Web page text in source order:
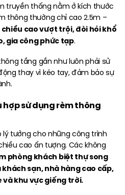
truyền thống nằm ở kích thước
thông thường chỉ cao 2.5m –
cao vượt trội, đòi hỏi khổ
gia công phức tạp.
tầng gần như luôn phải sử
thay vì kéo tay, đảm bảo sự
hợp sử dụng rèm thông
tưởng cho những công trình
cao ấn tượng. Các không
phòng khách biệt thự song
khách sạn, nhà hàng cao cấp,
khu vực giếng trời.